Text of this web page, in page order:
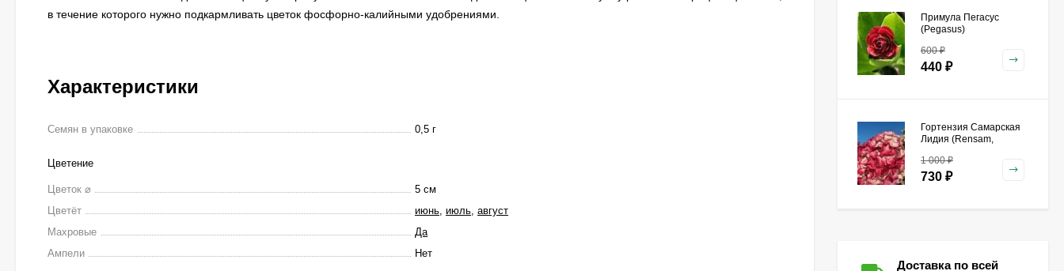
в течение которого нужно подкармливать цветок фосфорно-калийными удобрениями.
Характеристики
Семян в упаковке 0,5 г
Цветение
Цветок ⌀
5 см
Цветёт
июнь, июль, август
Махровые
Да
Ампели
Нет
Примула Пегасус
(Pegasus)
600₽
440 ₽
Гортензия Самарская
Лидия (Rensam,
метельчатая
1 000₽
730 ₽
Доставка по всей